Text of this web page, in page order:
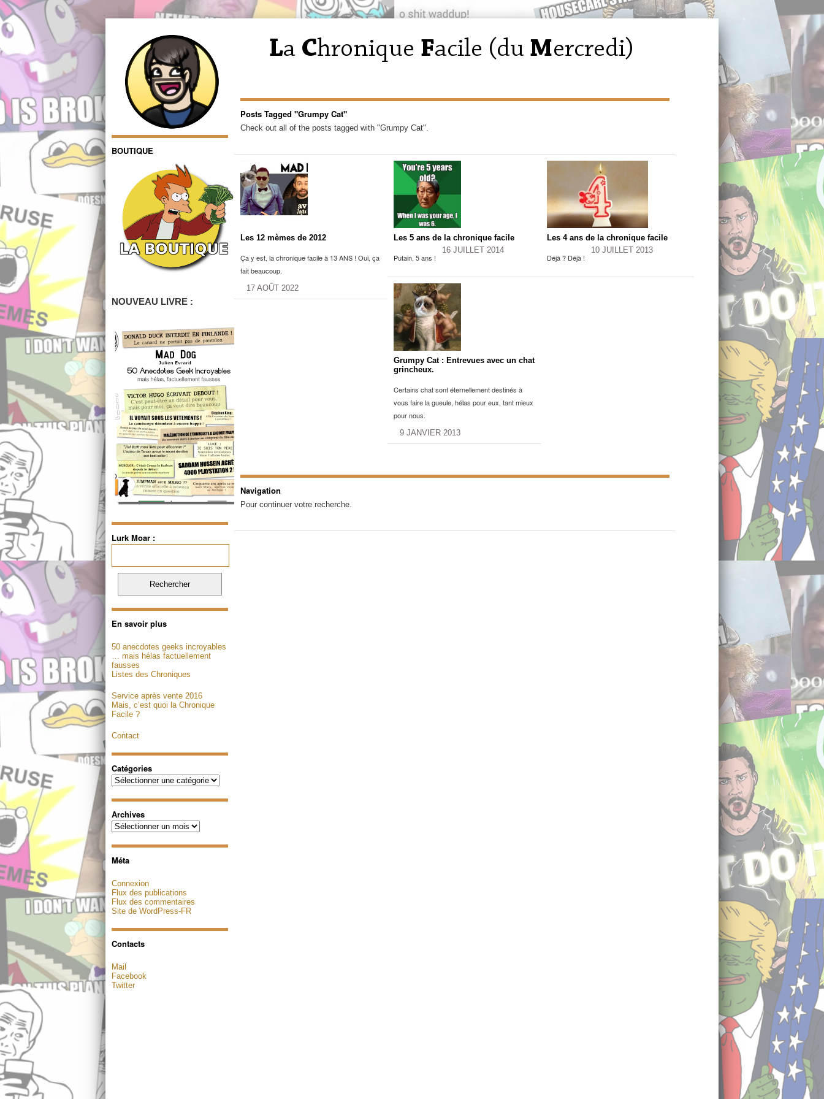
BOUTIQUE
NOUVEAU LIVRE :
Lurk Moar :
En savoir plus
50 anecdotes geeks incroyables
… mais hélas factuellement
fausses
Listes des Chroniques
Service après vente 2016
Mais, c’est quoi la Chronique
Facile ?
Contact
Catégories
Catégories
Archives
Archives
Méta
Connexion
Flux des publications
Flux des commentaires
Site de WordPress-FR
Contacts
Mail
Facebook
Twitter
Posts Tagged "Grumpy Cat"
Check out all of the posts tagged with "Grumpy Cat".
Les 12 mèmes de 2012
Ça y est, la chronique facile à 13 ANS ! Oui, ça
fait beaucoup.
17 AOÛT 2022
Les 5 ans de la chronique facile
Putain, 5 ans !
16 JUILLET 2014
Les 4 ans de la chronique facile
Déjà ? Déjà !
10 JUILLET 2013
Grumpy Cat : Entrevues avec un chat
grincheux.
Certains chat sont éternellement destinés à
vous faire la gueule, hélas pour eux, tant mieux
pour nous.
9 JANVIER 2013
Navigation
Pour continuer votre recherche.